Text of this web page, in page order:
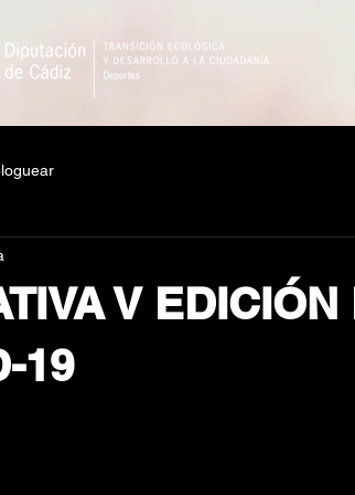
V EDICIÓN
19